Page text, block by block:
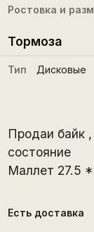
Ростовка и
Тормоза
Тип Дисковые
Продаи байк
состояние
Маллет 27.5
Есть доставка